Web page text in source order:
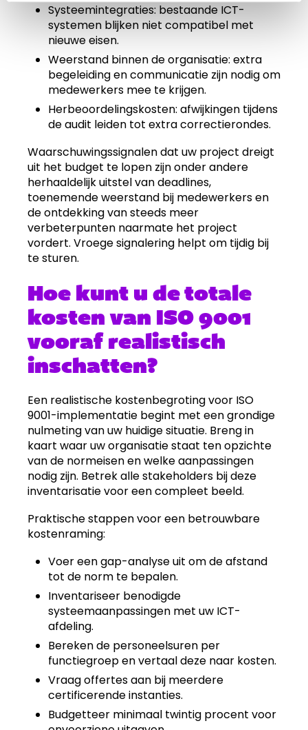
Systeemintegraties: bestaande ICT-
systemen blijken niet compatibel met
nieuwe eisen.
Weerstand binnen de organisatie: extra
begeleiding en communicatie zijn nodig om
medewerkers mee te krijgen.
Herbeoordelingskosten: afwijkingen tijdens
de audit leiden tot extra correctierondes.
Waarschuwingssignalen dat uw project dreigt
uit het budget te lopen zijn onder andere
herhaaldelijk uitstel van deadlines,
toenemende weerstand bij medewerkers en
de ontdekking van steeds meer
verbeterpunten naarmate het project
vordert. Vroege signalering helpt om tijdig bij
te sturen.
Hoe kunt u de totale
kosten van ISO 9001
vooraf realistisch
inschatten?
Een realistische kostenbegroting voor ISO
9001-implementatie begint met een grondige
nulmeting van uw huidige situatie. Breng in
kaart waar uw organisatie staat ten opzichte
van de normeisen en welke aanpassingen
nodig zijn. Betrek alle stakeholders bij deze
inventarisatie voor een compleet beeld.
Praktische stappen voor een betrouwbare
kostenraming:
Voer een gap-analyse uit om de afstand
tot de norm te bepalen.
Inventariseer benodigde
systeemaanpassingen met uw ICT-
afdeling.
Bereken de personeelsuren per
functiegroep en vertaal deze naar kosten.
Vraag offertes aan bij meerdere
certificerende instanties.
Budgetteer minimaal twintig procent voor